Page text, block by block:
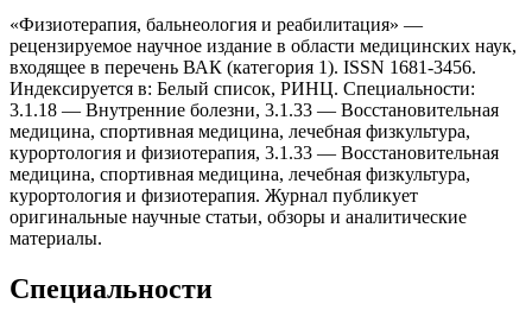
«Физиотерапия, бальнеология и реабилитация» —
рецензируемое научное издание в области медицинских наук,
входящее в перечень ВАК (категория 1). ISSN 1681-3456.
Индексируется в: Белый список, РИНЦ. Специальности:
3.1.18 — Внутренние болезни, 3.1.33 — Восстановительная
медицина, спортивная медицина, лечебная физкультура,
курортология и физиотерапия, 3.1.33 — Восстановительная
медицина, спортивная медицина, лечебная физкультура,
курортология и физиотерапия. Журнал публикует
оригинальные научные статьи, обзоры и аналитические
материалы.
Специальности